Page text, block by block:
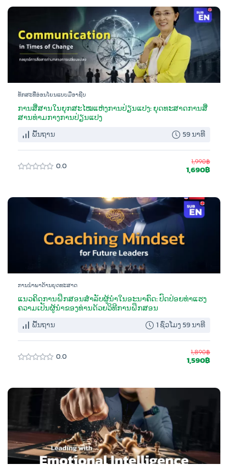
ທັກສະທີ່ອ່ອນໂຍນແບບມືອາຊີບ
ການສື່ສານໃນຍຸກສະໄໝແຫ່ງການປ່ຽນແປງ: ຍຸດທະສາດການສື່
ສານທ່າມກາງການປ່ຽນແປງ
ພື້ນຖານ 59 ນາທີ
0.0 1,990฿
1,690฿
ການນຳພາດ້ານຍຸດທະສາດ
ແນວຄິດການຝຶກສອນສຳລັບຜູ້ນຳໃນອະນາຄົດ: ປົດປ່ອຍທ່າແຮງ
ຄວາມເປັນຜູ້ນຳຂອງທ່ານດ້ວຍວິທີການຝຶກສອນ
ພື້ນຖານ 1 ຊົ່ວໂມງ 59 ນາທີ
0.0 1,890฿
1,590฿